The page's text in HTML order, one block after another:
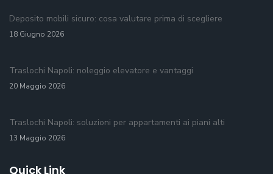
Deposito mobili sicuro: cosa valutare prima di scegliere
18 Giugno 2026
Traslochi Napoli: noleggio elevatore e vantaggi
20 Maggio 2026
Traslochi Napoli: soluzioni per appartamenti ai piani alti
13 Maggio 2026
Quick Link